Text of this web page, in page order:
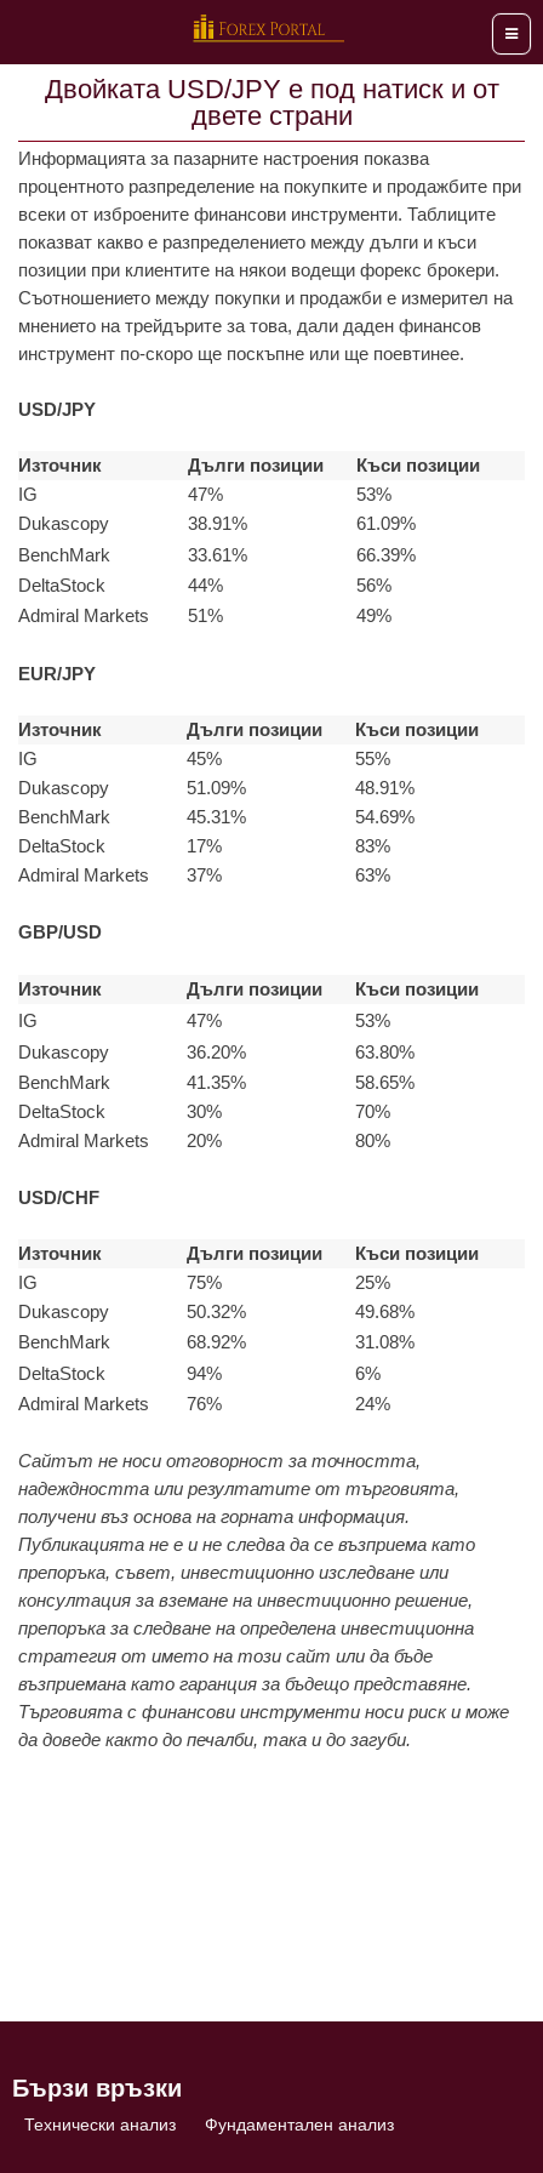
Меню
Двойката USD/JPY е под натиск и от
двете страни
Информацията за пазарните настроения показва
процентното разпределение на покупките и продажбите при
всеки от изброените финансови инструменти. Таблиците
показват какво е разпределението между дълги и къси
позиции при клиентите на някои водещи форекс брокери.
Съотношението между покупки и продажби е измерител на
мнението на трейдърите за това, дали даден финансов
инструмент по-скоро ще поскъпне или ще поевтинее.
USD/JPY
Източник Дълги позиции
Къси позиции
IG
47%
53%
Dukascopy
38.91%
61.09%
BenchMark
33.61%
66.39%
DeltaStock
44%
56%
Admiral Markets
51% 49%
EUR/JPY
Източник Дълги позиции
Къси позиции
IG
45%
55%
Dukascopy
51.09%
48.91%
BenchMark
45.31%
54.69%
DeltaStock
17%
83%
Admiral Markets
37% 63%
GBP/USD
Източник Дълги позиции
Къси позиции
IG
47%
53%
Dukascopy
36.20%
63.80%
BenchMark
41.35%
58.65%
DeltaStock
30%
70%
Admiral Markets
20% 80%
USD/CHF
Източник Дълги позиции
Къси позиции
IG
75%
25%
Dukascopy
50.32%
49.68%
BenchMark
68.92%
31.08%
DeltaStock
94%
6%
Admiral Markets
76% 24%
Сайтът не носи отговорност за точността,
надеждността или резултатите от търговията,
получени въз основа на горната информация.
Публикацията не е и не следва да се възприема като
препоръка, съвет, инвестиционно изследване или
консултация за вземане на инвестиционно решение,
препоръка за следване на определена инвестиционна
стратегия от името на този сайт или да бъде
възприемана като гаранция за бъдещо представяне.
Търговията с финансови инструменти носи риск и може
да доведе както до печалби, така и до загуби.
Бързи връзки
Технически анализ Фундаментален анализ